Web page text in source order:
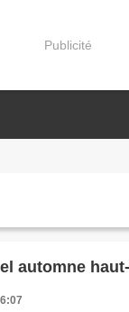
Publicité
automne